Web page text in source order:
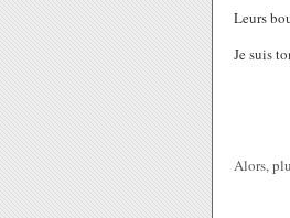
Leurs
Je suis
Alors,